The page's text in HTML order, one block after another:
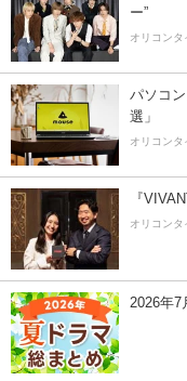
ー”
オリコンタ
パソコ
選」
オリコンタ
『
オリコンタ
2026年7